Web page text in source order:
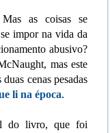
as coisas se
impor na vida da
abusivo?
mas este
cenas pesadas
li na época.
do livro, que foi